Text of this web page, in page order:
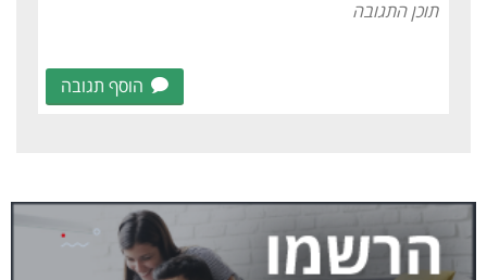
הוסף תגובה